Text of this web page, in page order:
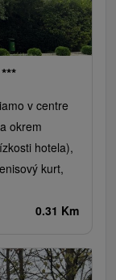
v centre
okrem
hotela),
kurt,
0.31 Km